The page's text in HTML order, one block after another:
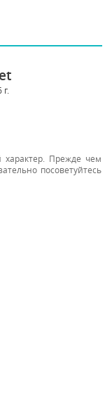
Прежде чем
посоветуйтесь